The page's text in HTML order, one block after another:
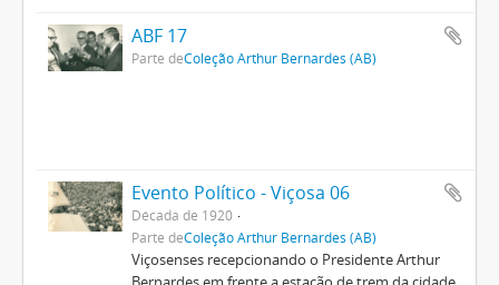
ABF 17
Parte deColeção Arthur Bernardes (AB)
Evento Político - Viçosa 06
Década de 1920
Parte deColeção Arthur Bernardes (AB)
Viçosenses recepcionando o Presidente Arthur